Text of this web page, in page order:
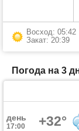
Восход: 05:42
Закат: 20:39
Погода на 3
день
17:00 +32°